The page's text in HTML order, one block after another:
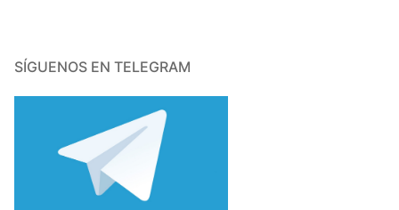
SÍGUENOS EN TELEGRAM